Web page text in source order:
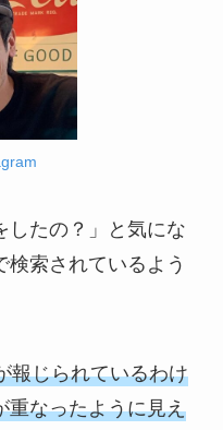
したの？」と気にな
検索されているよう
報じられているわけ
重なったように見え